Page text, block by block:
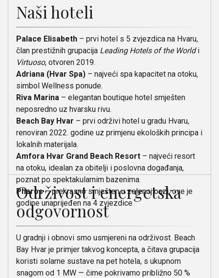
Naši hoteli
Palace Elisabeth – prvi hotel s 5 zvjezdica na Hvaru,
član prestižnih grupacija Leading Hotels of the Worldi
Virtuoso, otvoren 2019.
Adriana (Hvar Spa) – najveći spa kapacitet na otoku,
simbol Wellness ponude.
Riva Marina – elegantan boutique hotel smješten
neposredno uz hvarsku rivu.
Beach Bay Hvar – prvi održivi hotel u gradu Hvaru,
renoviran 2022. godine uz primjenu ekoloških principa i
lokalnih materijala.
Amfora Hvar Grand Beach Resort – najveći resort
na otoku, idealan za obitelji i poslovna događanja,
poznat po spektakularnim bazenima.
Pharos– prekrasno smješten u zelenoj oazi, ove je
godine unaprijeđen na 4 zvjezdice
Održivost i energetska
odgovornost
U gradnji i obnovi smo usmjereni na održivost. Beach
Bay Hvar je primjer takvog koncepta, a čitava grupacija
koristi solarne sustave na pet hotela, s ukupnom
snagom od 1 MW — čime pokrivamo približno 50 %